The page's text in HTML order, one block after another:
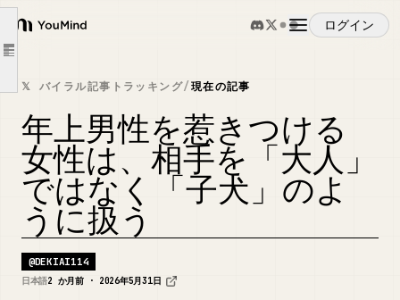
YouMind
ログイン
概要
ユースケース
スキル
プロンプト
Article outline
男が甘える「スキマ」なくなるんよ。
でも、ふとした瞬間にかわいがる。
「1人モード」も出す。
こーゆー「メリハリ」あるから、男も甘えれるんよ。
てことで、そんな状態から、いかに
「恋の距離感に入れる」か。
「警戒されへん近づきかた」
𝕏 バイラル記事トラッキング/現在の記事
年上男性を惹きつける
女性は、相手を「大人」
ではなく「子犬」のよ
うに扱う
@DEKIAI114
日本語2 か月前 · 2026年5月31日